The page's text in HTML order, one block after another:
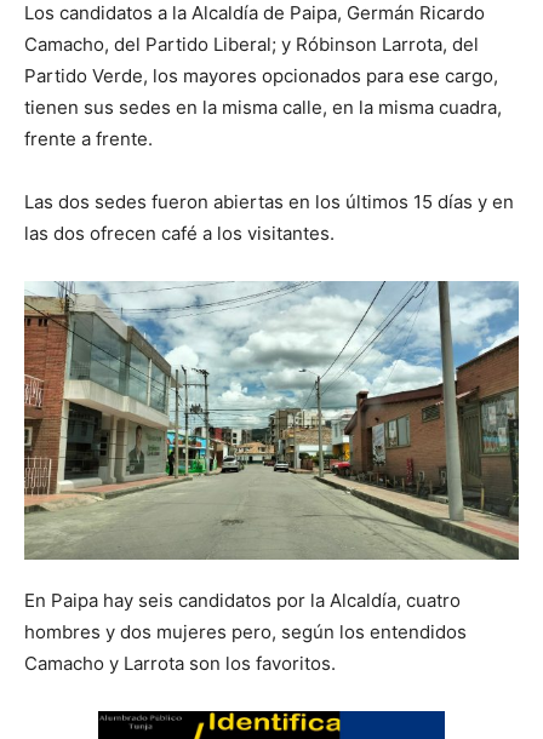
Los candidatos a la Alcaldía de Paipa, Germán Ricardo
Camacho, del Partido Liberal; y Róbinson Larrota, del
Partido Verde, los mayores opcionados para ese cargo,
tienen sus sedes en la misma calle, en la misma cuadra,
frente a frente.
Las dos sedes fueron abiertas en los últimos 15 días y en
las dos ofrecen café a los visitantes.
En Paipa hay seis candidatos por la Alcaldía, cuatro
hombres y dos mujeres pero, según los entendidos
Camacho y Larrota son los favoritos.